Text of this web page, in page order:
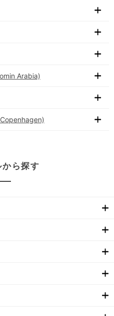
Arabia)
ら探す